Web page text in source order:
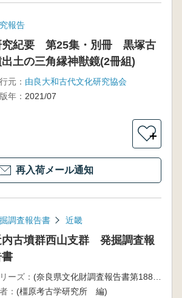
報告
究紀要 第25集・別冊 黒塚古
土の三角縁神獣鏡(2冊組)
元： 由良大和古代文化研究協会
年： 2021/07
＋
再入荷メール通知
調査報告書 近畿
内古墳群西山支群 発掘調査報
ーズ：
： (橿原考古学研究所 編)